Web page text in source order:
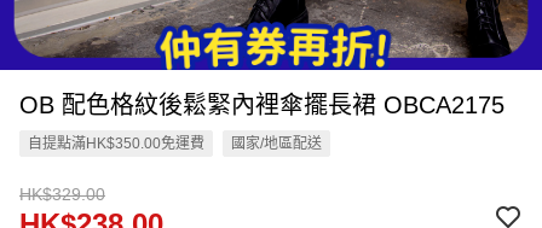
OB 配色格紋後鬆緊內裡傘擺長裙 OBCA2175
自提點滿HK$350.00免運費 國家/地區配送
HK$329.00